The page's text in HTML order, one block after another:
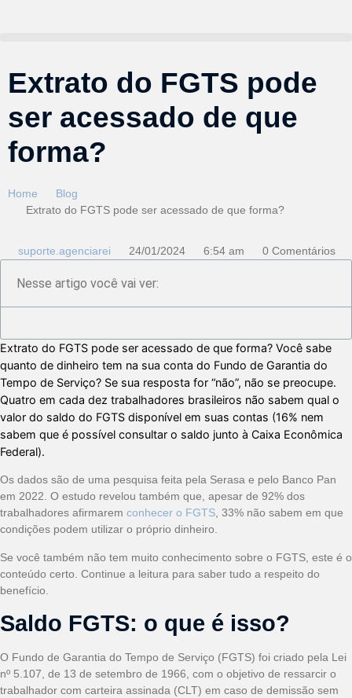
Extrato do FGTS pode
ser acessado de que
forma?
Home
Blog
Extrato do FGTS pode ser acessado de que forma?
suporte.agenciarei 24/01/2024 6:54 am 0 Comentários
Nesse artigo você vai ver:
Extrato do FGTS pode ser acessado de que forma? Você sabe
quanto de dinheiro tem na sua conta do Fundo de Garantia do
Tempo de Serviço? Se sua resposta for “não”, não se preocupe.
Quatro em cada dez trabalhadores brasileiros não sabem qual o
valor do saldo do FGTS disponível em suas contas (16% nem
sabem que é possível consultar o saldo junto à Caixa Econômica
Federal).
Os dados são de uma pesquisa feita pela Serasa e pelo Banco Pan
em 2022. O estudo revelou também que, apesar de 92% dos
trabalhadores afirmarem conhecer o FGTS, 33% não sabem em que
condições podem utilizar o próprio dinheiro.
Se você também não tem muito conhecimento sobre o FGTS, este é o
conteúdo certo. Continue a leitura para saber tudo a respeito do
benefício.
Saldo FGTS: o que é isso?
O Fundo de Garantia do Tempo de Serviço (FGTS) foi criado pela Lei
nº 5.107, de 13 de setembro de 1966, com o objetivo de ressarcir o
trabalhador com carteira assinada (CLT) em caso de demissão sem